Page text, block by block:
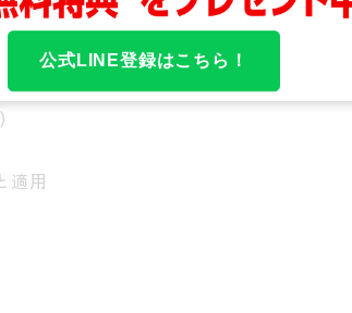
会社の違い
事項
適用
公式LINE登録はこちら！